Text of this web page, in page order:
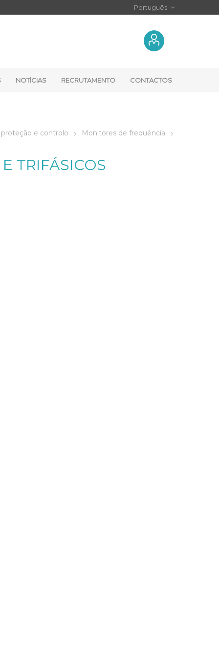
NOTÍCIAS RECRUTAMENTO CONTACTOS
e controlo Monitores de frequência
TRIFÁSICOS